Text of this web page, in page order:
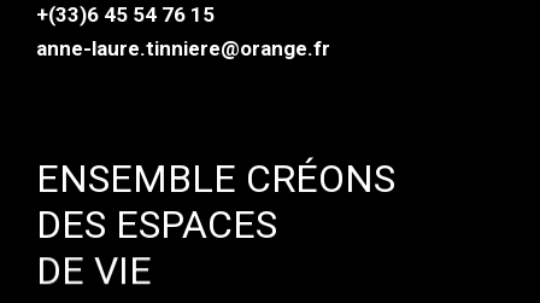
+(33)6 45 54 76 15
anne-laure.tinniere@orange.fr
ENSEMBLE CRÉONS
DES ESPACES
DE VIE